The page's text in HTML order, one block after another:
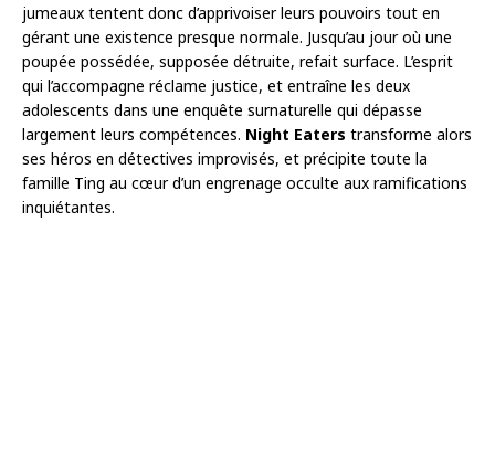
jumeaux tentent donc d’apprivoiser leurs pouvoirs tout en
gérant une existence presque normale. Jusqu’au jour où une
poupée possédée, supposée détruite, refait surface. L’esprit
qui l’accompagne réclame justice, et entraîne les deux
adolescents dans une enquête surnaturelle qui dépasse
largement leurs compétences. Night Eaters transforme alors
ses héros en détectives improvisés, et précipite toute la
famille Ting au cœur d’un engrenage occulte aux ramifications
inquiétantes.